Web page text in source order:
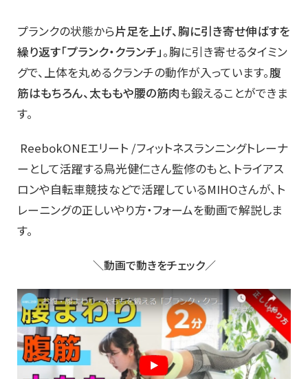
プランクの状態から片足を上げ、胸に引き寄せ伸ばすを
繰り返す「プランク・クランチ」。胸に引き寄せるタイミン
グで、上体を丸めるクランチの動作が入っています。腹
筋はもちろん、太ももや腰の筋肉も鍛えることができま
す。
ReebokONEエリート /フィットネスランニングトレーナ
ーとして活躍する鳥光健仁さん監修のもと、トライアス
ロンや自転車競技などで活躍しているMIHOさんが、ト
レーニングの正しいやり方・フォームを動画で解説しま
す。
＼動画で動きをチェック／